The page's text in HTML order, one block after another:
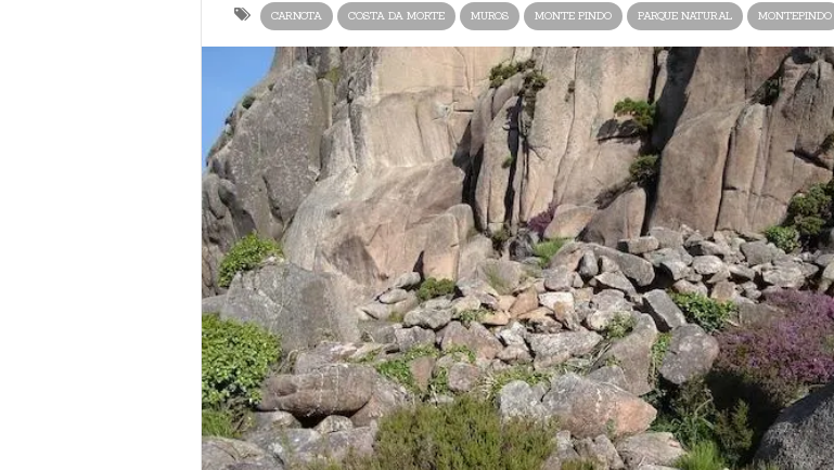
CARNOTA COSTA DA MORTE MUROS MONTE PINDO PARQUE NATURAL MONTEPINDO